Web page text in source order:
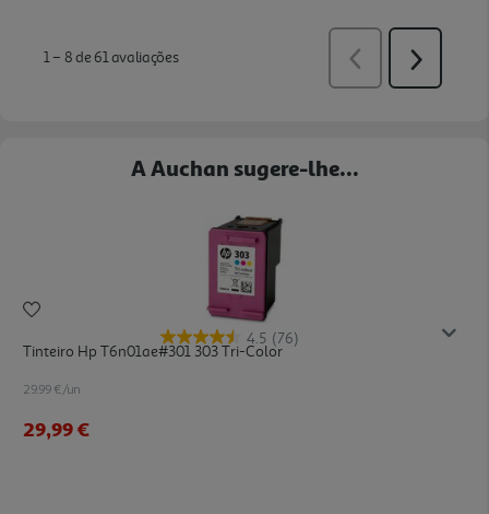
A Auchan sugere-lhe...
4.5 (76)
Tinteiro Hp T6n01ae#301 303 Tri-Color
29.99 €/un
29,99 €